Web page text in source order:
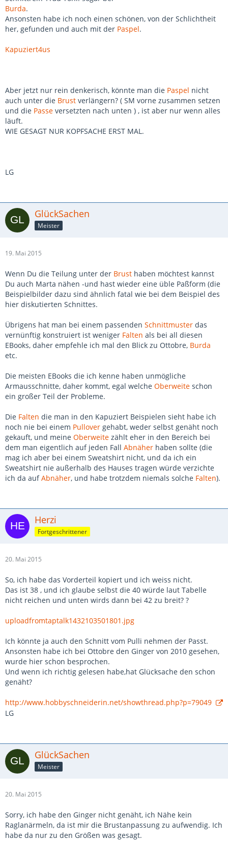
Burda.
Ansonsten habe ich noch einen schönen, von der Schlichtheit
her, gefunden und auch mit der Paspel.
Kapuziert4us
Aber jetzt nur rein denkerisch, könnte man die Paspel nicht
auch unter die Brust verlängern? ( SM vorne zusammen setzen
und die Passe versetzten nach unten ) , ist aber nur wenn alles
läuft.
WIE GESAGT NUR KOPFSACHE ERST MAL.
LG
GlückSachen
Meister
19. Mai 2015
Wenn Du die Teilung unter der Brust haben möchtest kannst
Du auch Marta nähen -und hast wieder eine üble Paßform (die
Beispielbilder dazu sind ähnlich fatal wie bei dem Beispiel des
hier diskutierten Schnittes.
Übrigens hat man bei einem passenden Schnittmuster das
vernünftig konstruiert ist weniger Falten als bei all diesen
EBooks, daher empfehle ich mal den Blick zu Ottobre, Burda
etc.
Die meisten EBooks die ich kenne haben unmögliche
Armausschnitte, daher kommt, egal welche Oberweite schon
ein großer Teil der Probleme.
Die Falten die man in den Kapuziert Beispielen sieht habe ich
noch nie bei einem Pullover gehabt, weder selbst genäht noch
gekauft, und meine Oberweite zählt eher in den Bereich bei
dem man eigentlich auf jeden Fall Abnäher haben sollte (die
mag ich aber bei einem Sweatshirt nicht, und da ich ein
Sweatshirt nie außerhalb des Hauses tragen würde verzichte
ich da aufAbnäher, und habe trotzdem niemals solche Falten).
Herzi
Fortgeschrittener
20. Mai 2015
So, ich habe das Vorderteil kopiert und ich weiss nicht.
Das ist 38 , und ich glaube selbst die 40 würde laut Tabelle
nicht reichen und unten wirds dann bei 42 zu breit? ?
uploadfromtaptalk1432103501801.jpg
Ich könnte ja auch den Schnitt vom Pulli nehmen der Passt.
Ansonsten habe ich bei Ottobre den Ginger von 2010 gesehen,
wurde hier schon besprochen.
Und wenn ich richtig gelesen habe,hat Glücksache den schon
genäht?
http://www.hobbyschneiderin.net/showthread.php?p=79049
LG
GlückSachen
Meister
20. Mai 2015
Sorry, ich habe den Ginger nicht genäht, ich Nähe kein
Raglanärmeln, da ist mir die Brustanpassung zu aufwendig. Ich
habe da nur zu den Größen was gesagt.